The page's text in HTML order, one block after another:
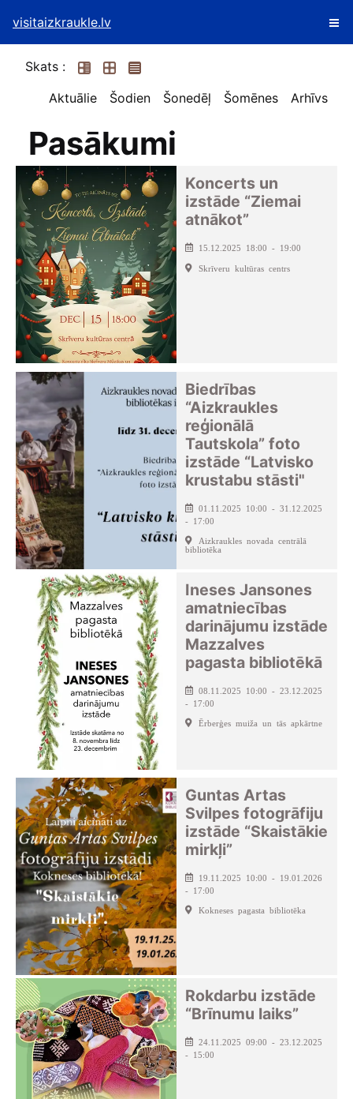
visitaizkraukle.lv
Skats :
Aktuālie
Šodien Šonedēļ Šomēnes Arhīvs
Pasākumi
Koncerts un
izstāde “Ziemai
atnākot”
15.12.2025 18:00 - 19:00
Skrīveru kultūras centrs
Biedrības
“Aizkraukles
reģionālā
Tautskola” foto
izstāde “Latvisko
krustabu stāsti"
01.11.2025 10:00 - 31.12.2025
- 17:00
Aizkraukles novada centrālā
bibliotēka
Ineses Jansones
amatniecības
darinājumu izstāde
Mazzalves
pagasta bibliotēkā
08.11.2025 10:00 - 23.12.2025
- 17:00
Ērberģes muiža un tās apkārtne
Guntas Artas
Svilpes fotogrāfiju
izstāde “Skaistākie
mirkļi”
19.11.2025 10:00 - 19.01.2026
- 17:00
Kokneses pagasta bibliotēka
Rokdarbu izstāde
“Brīnumu laiks”
24.11.2025 09:00 - 23.12.2025
- 15:00